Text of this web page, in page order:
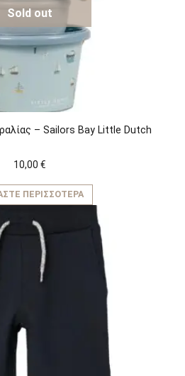
Sold out
– Sailors Bay Little Dutch
10,00 €
ΠΕΡΙΣΣΌΤΕΡΑ